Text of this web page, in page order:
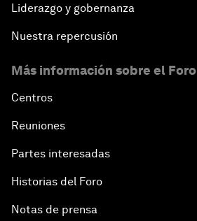
Liderazgo y gobernanza
Nuestra repercusión
Más información sobre el Foro
Centros
Reuniones
Partes interesadas
Historias del Foro
Notas de prensa